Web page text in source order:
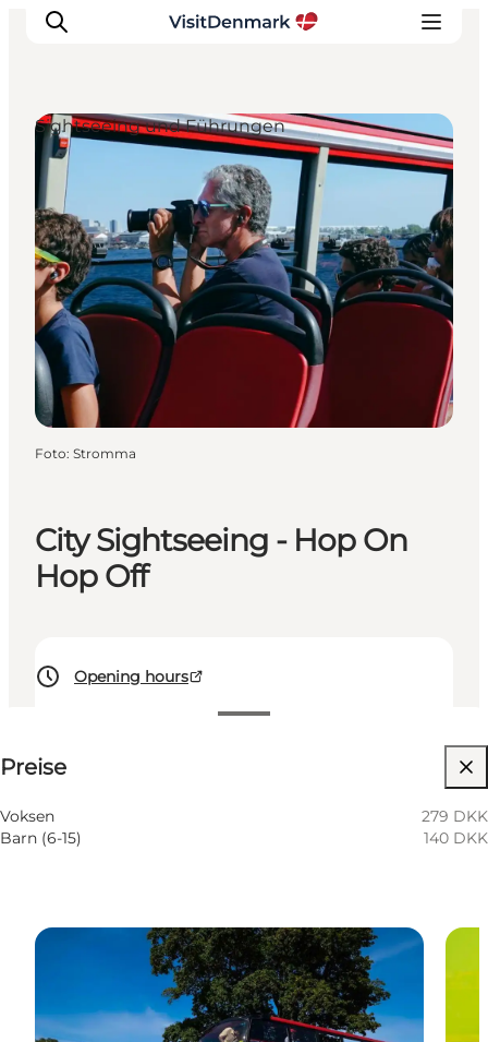
Inspiration
Regionen
Erlebnisse
Unterkünfte
Reiseplanung
City Sightseeing - Hop On
Hop Off
Opening hours
Preise
Voksen
279 DKK
Barn (6-15)
140 DKK
Sightseeing und Führungen
Foto: Stromma